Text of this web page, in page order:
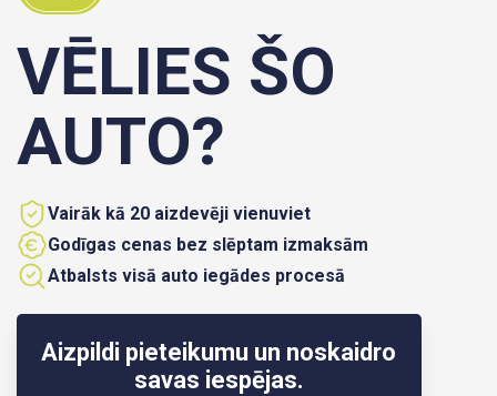
Aizpildi pieteikumu un noskaidro
savas iespējas.
VĒLIES ŠO
AUTO?
Vairāk kā 20 aizdevēji vienuviet
Godīgas cenas bez slēptam izmaksām
Atbalsts visā auto iegādes procesā